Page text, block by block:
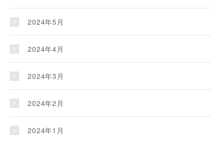
2024年5月
2024年4月
2024年3月
2024年2月
2024年1月